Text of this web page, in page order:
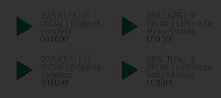
2026/05/15 | 11
INICIAL | Programa
completo
00:00:00
2026/05/15 | 11
INICIAL | La firma de
Mateo Sánchez
00:00:00
2026/05/14 | 11
INICIAL | Programa
completo
00:00:00
2026/05/14 | 11
INICIAL | La firma de
Pablo Montaño
00:00:00